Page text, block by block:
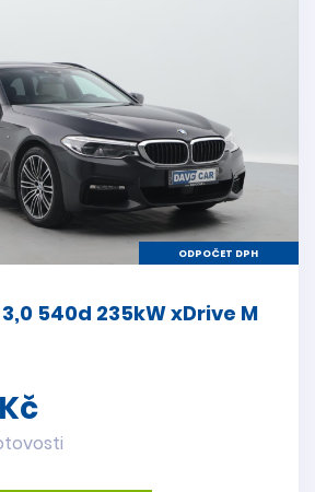
ODPOČET DPH
540d 235kW xDrive M